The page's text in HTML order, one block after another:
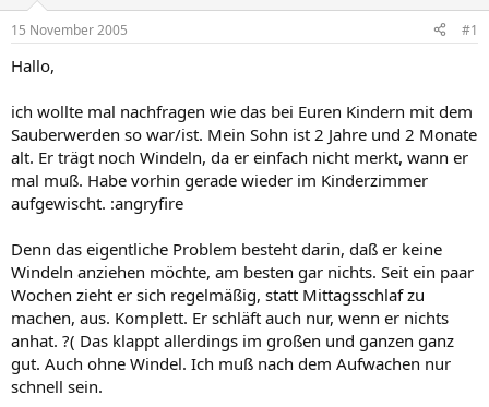
m
15 November 2005 #1
Hallo,
ich wollte mal nachfragen wie das bei Euren Kindern mit dem
Sauberwerden so war/ist. Mein Sohn ist 2 Jahre und 2 Monate
alt. Er trägt noch Windeln, da er einfach nicht merkt, wann er
mal muß. Habe vorhin gerade wieder im Kinderzimmer
aufgewischt. :angryfire
Denn das eigentliche Problem besteht darin, daß er keine
Windeln anziehen möchte, am besten gar nichts. Seit ein paar
Wochen zieht er sich regelmäßig, statt Mittagsschlaf zu
machen, aus. Komplett. Er schläft auch nur, wenn er nichts
anhat. ?( Das klappt allerdings im großen und ganzen ganz
gut. Auch ohne Windel. Ich muß nach dem Aufwachen nur
schnell sein.